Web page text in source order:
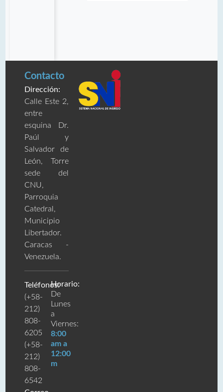
Contacto
Dirección:
Calle Este 2,
entre
esquina Dr.
Paúl y
Salvador de
León, Torre
sede del
CNU,
Parroquia
Catedral,
Municipio
Libertador.
Caracas -
Venezuela.
Teléfonos:
(+58-
212)
808-
6205
(+58-
212)
808-
6542
Horario:
De
Lunes
a
Viernes:
8:00
am a
12:00
m